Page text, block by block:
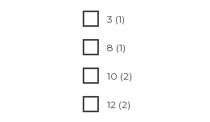
3 (1)
8 (1)
10 (2)
12 (2)